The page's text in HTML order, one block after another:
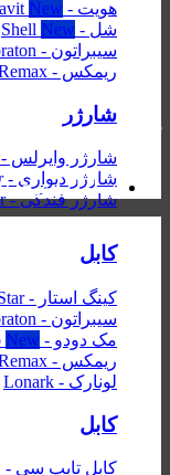
هویت - Havit
شل - Shell
سیبراتون - Sibraton
ریمکس - Remax
شارژر
شارژر وایرلس - wireless
شارژر دیواری - wall charger
شارژر فندکی - car charger
کابل
کینگ استار - KingStar
سیبراتون - Sibraton
مک دودو - Mcdodo
ریمکس - Remax
لونارک - Lonark
کابل
کابل تایپ سی - Type-C
شامل سری 20 وات با کانکتور 90 درجه انتقال دیتا